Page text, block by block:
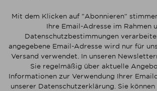
Mit dem Klicken auf "Abonnieren"
Ihre Email-Adresse im Rahmen
Datenschutzbestimmungen
angegebene Email-Adresse wird nur für
Versand verwendet. In unseren
Sie regelmäßig über aktuelle
Informationen zur Verwendung Ihrer
unserer Datenschutzerklärung. Sie